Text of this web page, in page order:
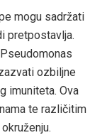
mogu sadržati
pretpostavlja.
ozbiljne
imuniteta. Ova
te različitim